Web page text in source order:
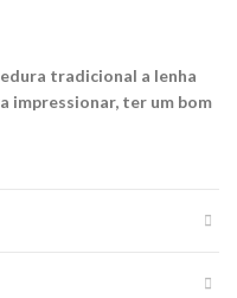
tradicional a lenha
impressionar, ter um bom